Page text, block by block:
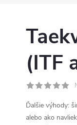
(ITF
Ďalšie výhody:
alebo ako